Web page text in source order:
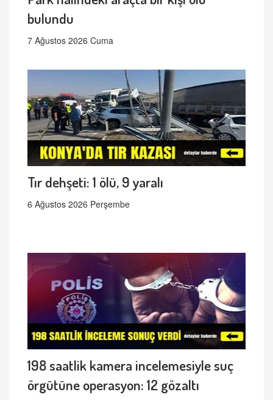
bulundu
7 Ağustos 2026 Cuma
Tır dehşeti: 1 ölü, 9 yaralı
6 Ağustos 2026 Perşembe
198 saatlik kamera incelemesiyle suç
örgütüne operasyon: 12 gözaltı